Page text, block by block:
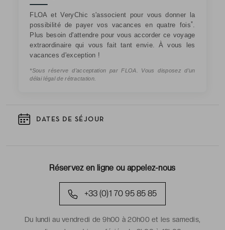
DATES DE SÉJOUR
Réservez en ligne ou appelez-nous
+33 (0)1 70 95 85 85
Du lundi au vendredi de 9h00 à 20h00 et les samedis,
FLOA et VeryChic s'associent pour vous donner la
possibilité de payer vos vacances en quatre fois*
Plus besoin d'attendre pour vous accorder ce voyage
extraordinaire qui vous fait tant envie. À vous les
vacances d'exception !
*Sous réserve d’acceptation par FLOA. Vous disposez d’un
délai légal de rétractation.